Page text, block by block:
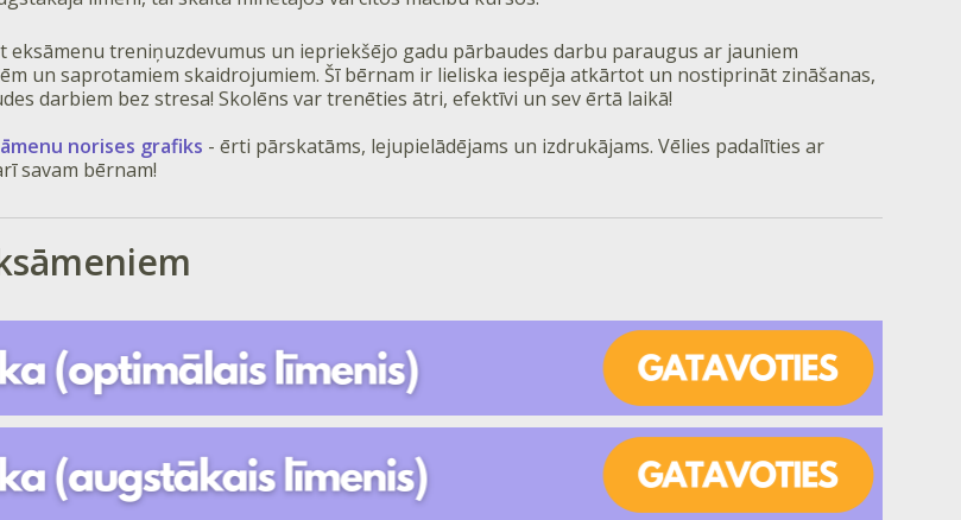
eksāmenu treniņuzdevumus un iepriekšējo gadu pārbaudes darbu paraugus ar jauniem
un saprotamiem skaidrojumiem. Šī bērnam ir lieliska iespēja atkārtot un nostiprināt zināšanas,
darbiem bez stresa! Skolēns var trenēties ātri, efektīvi un sev ērtā laikā!
norises grafiks - ērti pārskatāms, lejupielādējams un izdrukājams. Vēlies padalīties ar
savam bērnam!